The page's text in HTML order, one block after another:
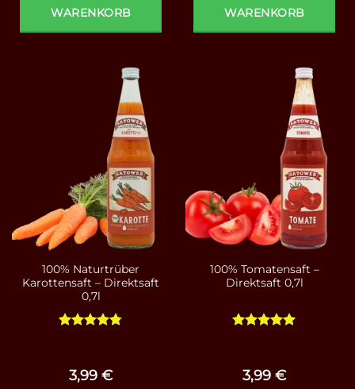
WARENKORB WARENKORB
100% Naturtrüber
Karottensaft – Direktsaft
0,7l
3,99 €
100% Tomatensaft –
Direktsaft 0,7l
3,99 €